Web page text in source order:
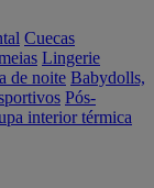
Cuecas
Lingerie
de noite Babydolls,
Pós-
interior térmica